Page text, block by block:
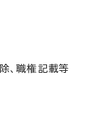
、職権記載等